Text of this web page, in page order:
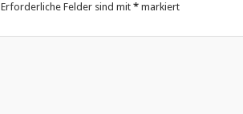
Erforderliche Felder sind mit * markiert